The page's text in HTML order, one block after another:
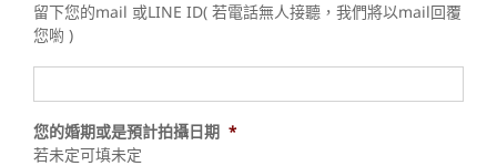
留下您的mail 或LINE ID( 若電話無人接聽，我們將以mail回覆
您喲 )
您的婚期或是預計拍攝日期 *
若未定可填未定